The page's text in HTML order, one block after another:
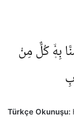
بِه۪ۙ كُلٌّ مِنْ
Türkçe Okunuşu: